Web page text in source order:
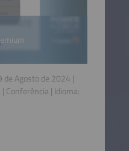
de Agosto de 2024 |
Conferência | Idioma: